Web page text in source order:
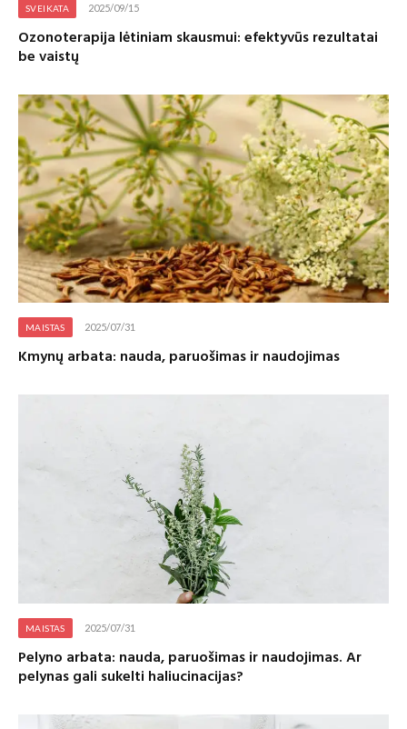
SVEIKATA 2025/09/15
Ozonoterapija lėtiniam skausmui: efektyvūs rezultatai
be vaistų
MAISTAS 2025/07/31
Kmynų arbata: nauda, paruošimas ir naudojimas
MAISTAS 2025/07/31
Pelyno arbata: nauda, paruošimas ir naudojimas. Ar
pelynas gali sukelti haliucinacijas?